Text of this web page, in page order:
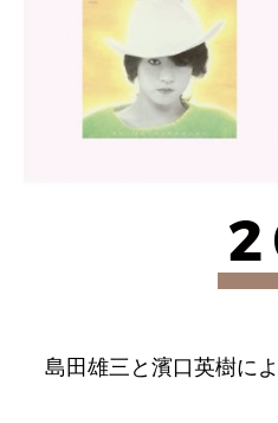
島田雄三と濱口英樹に